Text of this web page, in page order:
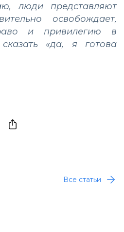
люди представляют
освобождает,
и привилегию в
«да, я готова
Все статьи